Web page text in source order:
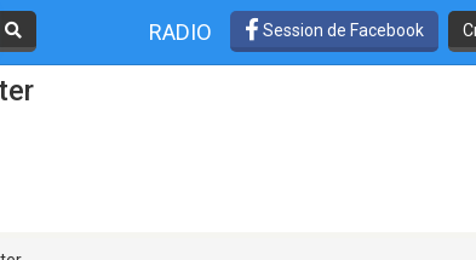
RADIO Session de Facebook